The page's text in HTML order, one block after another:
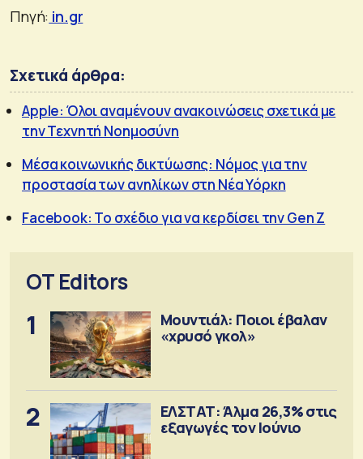
Πηγή: in.gr
Σχετικά άρθρα:
Apple: Όλοι αναμένουν ανακοινώσεις σχετικά με
την Τεχνητή Νοημοσύνη
Μέσα κοινωνικής δικτύωσης: Νόμος για την
προστασία των ανηλίκων στη Νέα Υόρκη
Facebook: Το σχέδιο για να κερδίσει την Gen Z
OT Editors
1
Μουντιάλ: Ποιοι έβαλαν
«χρυσό γκολ»
2
ΕΛΣΤΑΤ: Άλμα 26,3% στις
εξαγωγές τον Ιούνιο